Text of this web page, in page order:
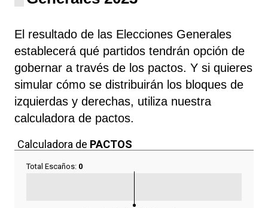
El resultado de las Elecciones Generales
establecerá qué partidos tendrán opción de
gobernar a través de los pactos. Y si quieres
simular cómo se distribuirán los bloques de
izquierdas y derechas, utiliza nuestra
calculadora de pactos.
Calculadora de PACTOS
Total Escaños: 0